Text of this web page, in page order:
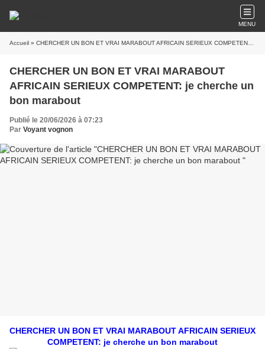
MENU
Accueil » CHERCHER UN BON ET VRAI MARABOUT AFRICAIN SERIEUX COMPETENT: je cherche un bon marabout
CHERCHER UN BON ET VRAI MARABOUT
AFRICAIN SERIEUX COMPETENT: je cherche un
bon marabout
Publié le 20/06/2026 à 07:23
Par Voyant vognon
CHERCHER UN BON ET VRAI MARABOUT AFRICAIN SERIEUX
COMPETENT: je cherche un bon marabout